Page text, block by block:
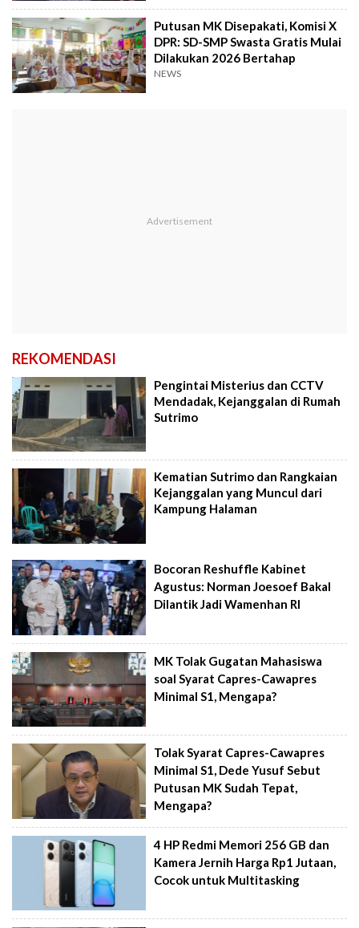
Putusan MK Disepakati, Komisi X
DPR: SD-SMP Swasta Gratis Mulai
Dilakukan 2026 Bertahap
NEWS
REKOMENDASI
Pengintai Misterius dan CCTV
Mendadak, Kejanggalan di Rumah
Sutrimo
Kematian Sutrimo dan Rangkaian
Kejanggalan yang Muncul dari
Kampung Halaman
Bocoran Reshuffle Kabinet
Agustus: Norman Joesoef Bakal
Dilantik Jadi Wamenhan RI
MK Tolak Gugatan Mahasiswa
soal Syarat Capres-Cawapres
Minimal S1, Mengapa?
Tolak Syarat Capres-Cawapres
Minimal S1, Dede Yusuf Sebut
Putusan MK Sudah Tepat,
Mengapa?
4 HP Redmi Memori 256 GB dan
Kamera Jernih Harga Rp1 Jutaan,
Cocok untuk Multitasking